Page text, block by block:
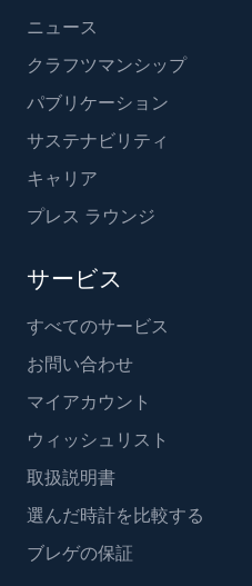
ニュース
クラフツマンシップ
パブリケーション
サステナビリティ
キャリア
プレス ラウンジ
サービス
すべてのサービス
お問い合わせ
マイアカウント
ウィッシュリスト
取扱説明書
選んだ時計を比較する
ブレゲの保証